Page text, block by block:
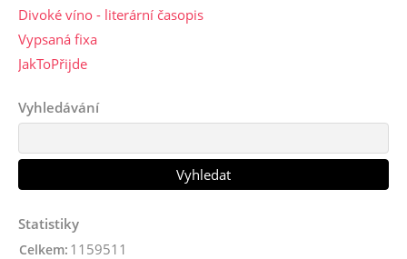
Divoké víno - literární časopis
Vypsaná fixa
JakToPřijde
Vyhledávání
Statistiky
Celkem: 1159511